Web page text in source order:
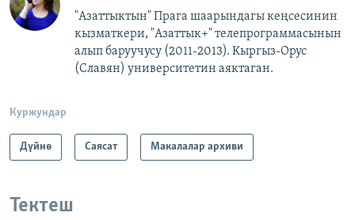
"Азаттыктын" Прага шаарындагы кеңсесинин
кызматкери, "Азаттык+" телепрограммасынын
алып баруучусу (2011-2013). Кыргыз-Орус
(Славян) университетин аяктаган.
Куржундар
Дүйнө Саясат Макалалар архиви
Тектеш